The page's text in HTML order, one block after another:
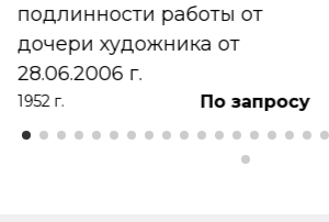
подлинности работы от
дочери художника от
28.06.2006 г.
1952 г. По запросу